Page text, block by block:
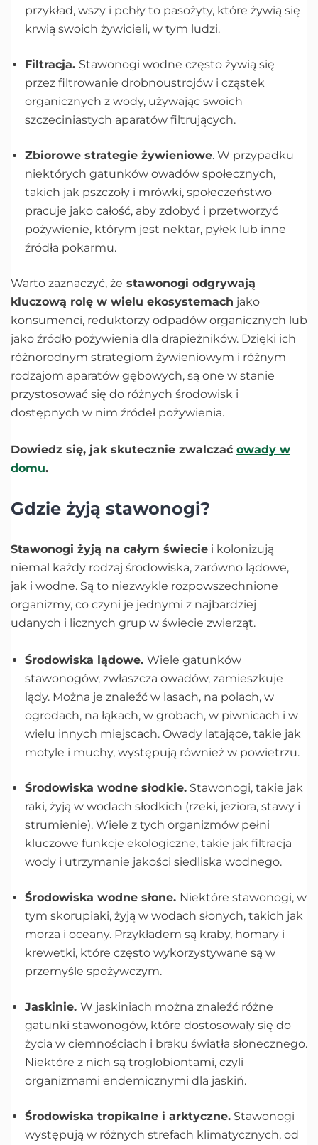
przykład, wszy i pchły to pasożyty, które żywią się
krwią swoich żywicieli, w tym ludzi.
Filtracja. Stawonogi wodne często żywią się
przez filtrowanie drobnoustrojów i cząstek
organicznych z wody, używając swoich
szczeciniastych aparatów filtrujących.
Zbiorowe strategie żywieniowe. W przypadku
niektórych gatunków owadów społecznych,
takich jak pszczoły i mrówki, społeczeństwo
pracuje jako całość, aby zdobyć i przetworzyć
pożywienie, którym jest nektar, pyłek lub inne
źródła pokarmu.
Warto zaznaczyć, że stawonogi odgrywają
kluczową rolę w wielu ekosystemach jako
konsumenci, reduktorzy odpadów organicznych lub
jako źródło pożywienia dla drapieżników. Dzięki ich
różnorodnym strategiom żywieniowym i różnym
rodzajom aparatów gębowych, są one w stanie
przystosować się do różnych środowisk i
dostępnych w nim źródeł pożywienia.
Dowiedz się, jak skutecznie zwalczać owady w
domu.
Gdzie żyją stawonogi?
Stawonogi żyją na całym świecie i kolonizują
niemal każdy rodzaj środowiska, zarówno lądowe,
jak i wodne. Są to niezwykle rozpowszechnione
organizmy, co czyni je jednymi z najbardziej
udanych i licznych grup w świecie zwierząt.
Środowiska lądowe. Wiele gatunków
stawonogów, zwłaszcza owadów, zamieszkuje
lądy. Można je znaleźć w lasach, na polach, w
ogrodach, na łąkach, w grobach, w piwnicach i w
wielu innych miejscach. Owady latające, takie jak
motyle i muchy, występują również w powietrzu.
Środowiska wodne słodkie. Stawonogi, takie jak
raki, żyją w wodach słodkich (rzeki, jeziora, stawy i
strumienie). Wiele z tych organizmów pełni
kluczowe funkcje ekologiczne, takie jak filtracja
wody i utrzymanie jakości siedliska wodnego.
Środowiska wodne słone. Niektóre stawonogi, w
tym skorupiaki, żyją w wodach słonych, takich jak
morza i oceany. Przykładem są kraby, homary i
krewetki, które często wykorzystywane są w
przemyśle spożywczym.
Jaskinie. W jaskiniach można znaleźć różne
gatunki stawonogów, które dostosowały się do
życia w ciemnościach i braku światła słonecznego.
Niektóre z nich są troglobiontami, czyli
organizmami endemicznymi dla jaskiń.
Środowiska tropikalne i arktyczne. Stawonogi
występują w różnych strefach klimatycznych, od